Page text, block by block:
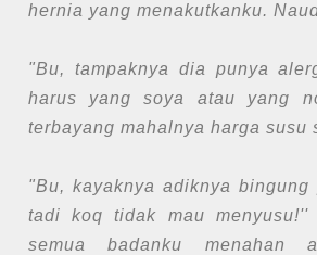
hernia yang menakutkanku.
"Bu, tampaknya dia punya
harus yang soya atau yang
terbayang mahalnya harga susu
"Bu, kayaknya adiknya
tadi koq tidak mau menyusu!''
semua badanku menahan